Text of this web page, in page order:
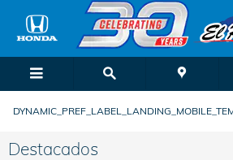
Saltar al contenido principal
Destacados